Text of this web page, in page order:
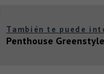
También te puede
Penthouse Greenstyle